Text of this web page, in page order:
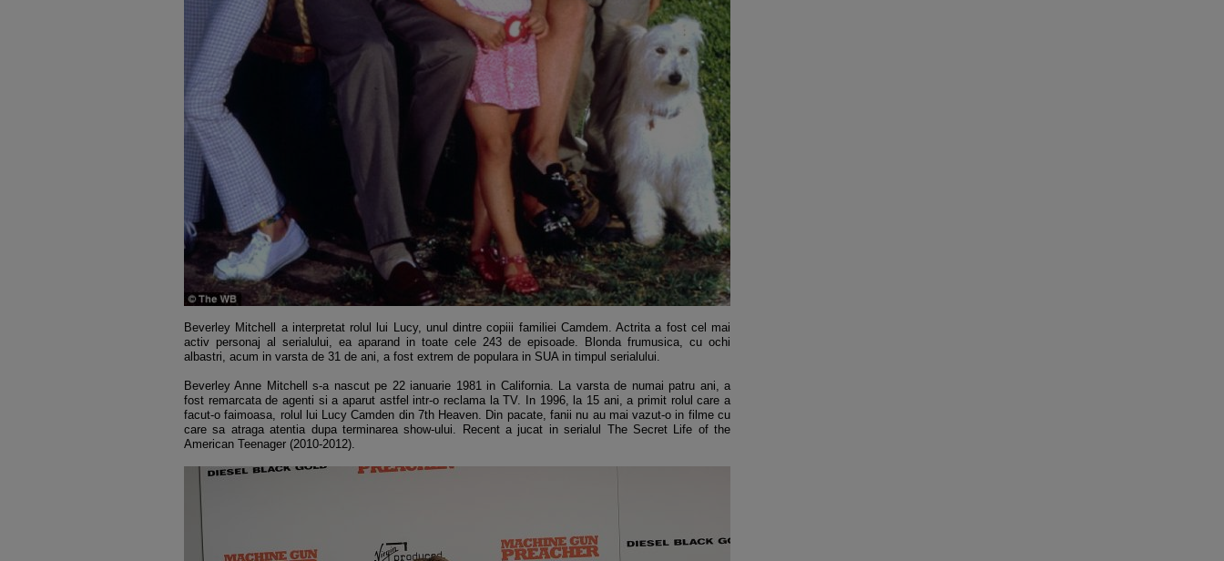
Beverley Mitchell a interpretat rolul lui Lucy, unul dintre copiii familiei Camdem. Actrita a fost cel mai
activ personaj al serialului, ea aparand in toate cele 243 de episoade. Blonda frumusica, cu ochi
albastri, acum in varsta de 31 de ani, a fost extrem de populara in SUA in timpul serialului.
Beverley Anne Mitchell s-a nascut pe 22 ianuarie 1981 in California. La varsta de numai patru ani, a
fost remarcata de agenti si a aparut astfel intr-o reclama la TV. In 1996, la 15 ani, a primit rolul care a
facut-o faimoasa, rolul lui Lucy Camden din 7th Heaven. Din pacate, fanii nu au mai vazut-o in filme cu
care sa atraga atentia dupa terminarea show-ului. Recent a jucat in serialul The Secret Life of the
American Teenager (2010-2012).